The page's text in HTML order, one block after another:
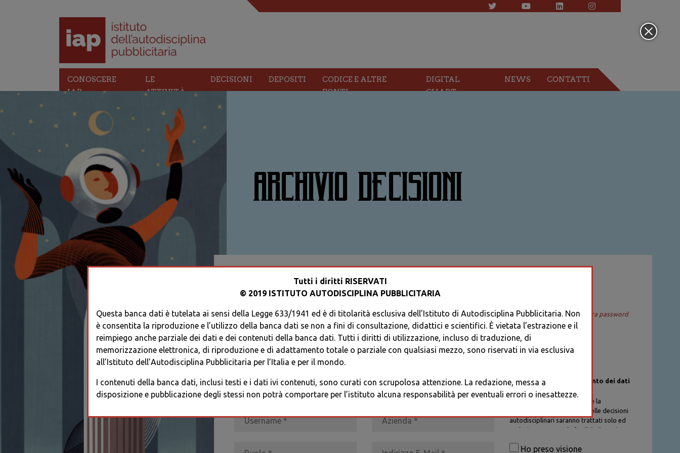
CONOSCERE
IAP
LE
ATTIVITÀ
DECISIONI DEPOSITI
CODICE E ALTRE
FONTI
DIGITAL
CHART
NEWS CONTATTI
ARCHIVIO DECISIONI
ACCEDI AL TUO PROFILO
ACCEDI
Recupera password
REGISTRATI * I CAMPI CONTRASSEGNATI SONO OBBLIGATORI
Informativa sul trattamento dei dati
personali
I dati personali di chi richiede la
registrazione al Database delle decisioni
autodisciplinari saranno trattati solo ed
esclusivamente per la finalità di gestione
procedure previste dal Codice di
Ho preso visione
Tutti i diritti RISERVATI
© 2019 ISTITUTO AUTODISCIPLINA PUBBLICITARIA
Questa banca dati è tutelata ai sensi della Legge 633/1941 ed è di titolarità esclusiva dell’Istituto di Autodisciplina Pubblicitaria. Non
è consentita la riproduzione e l’utilizzo della banca dati se non a fini di consultazione, didattici e scientifici. È vietata l’estrazione e il
reimpiego anche parziale dei dati e dei contenuti della banca dati. Tutti i diritti di utilizzazione, incluso di traduzione, di
memorizzazione elettronica, di riproduzione e di adattamento totale o parziale con qualsiasi mezzo, sono riservati in via esclusiva
all’Istituto dell’Autodisciplina Pubblicitaria per l’Italia e per il mondo.
I contenuti della banca dati, inclusi testi e i dati ivi contenuti, sono curati con scrupolosa attenzione. La redazione, messa a
disposizione e pubblicazione degli stessi non potrà comportare per l’istituto alcuna responsabilità per eventuali errori o inesattezze.